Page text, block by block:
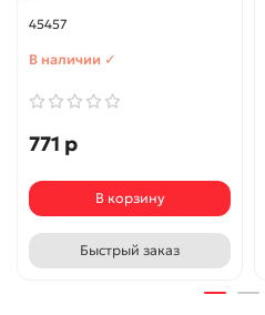
45457
В наличии ✓
771 р
В корзину
Быстрый заказ